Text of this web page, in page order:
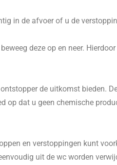
in de afvoer of u de
deze op en neer.
de uitkomst bieden.
op dat u geen chemische
en verstoppingen kunt
uit de wc worden